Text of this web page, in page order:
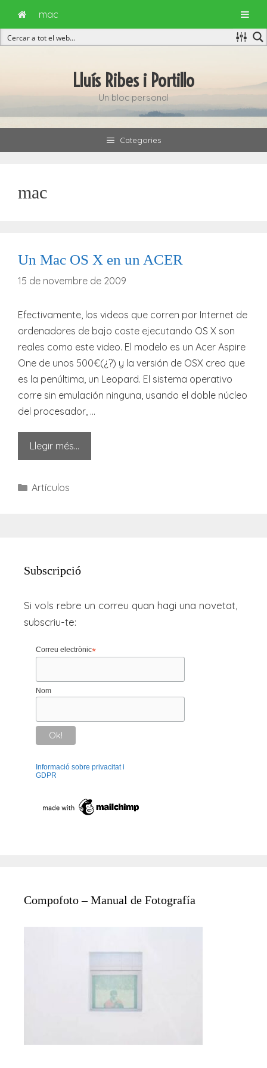
Lluís Ribes i Portillo
Un bloc personal
Categories
mac
Un Mac OS X en un ACER
15 de novembre de 2009
Efectivamente, los videos que corren por Internet de
ordenadores de bajo coste ejecutando OS X son
reales como este video. El modelo es un Acer Aspire
One de unos 500€(¿?) y la versión de OSX creo que
es la penúltima, un Leopard. El sistema operativo
corre sin emulación ninguna, usando el doble núcleo
del procesador, …
Llegir més…
Categories
Artículos
Subscripció
Si vols rebre un correu quan hagi una novetat,
subscriu-te:
Correu electrònic*
Nom
Informació sobre privacitat i
GDPR
Compofoto – Manual de Fotografía
mac